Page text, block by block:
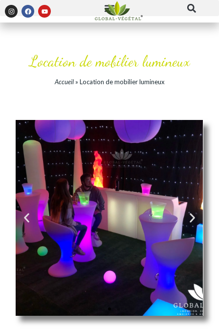
Panneau de gestion des cookies
Location de mobilier lumineux
Accueil» Location de mobilier lumineux